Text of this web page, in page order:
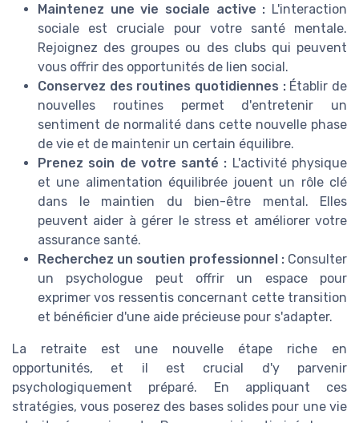
Maintenez une vie sociale active : L'interaction
sociale est cruciale pour votre santé mentale.
Rejoignez des groupes ou des clubs qui peuvent
vous offrir des opportunités de lien social.
Conservez des routines quotidiennes :Établir de
nouvelles routines permet d'entretenir un
sentiment de normalité dans cette nouvelle phase
de vie et de maintenir un certain équilibre.
Prenez soin de votre santé : L'activité physique
et une alimentation équilibrée jouent un rôle clé
dans le maintien du bien-être mental. Elles
peuvent aider à gérer le stress et améliorer votre
assurance santé.
Recherchez un soutien professionnel :Consulter
un psychologue peut offrir un espace pour
exprimer vos ressentis concernant cette transition
et bénéficier d'une aide précieuse pour s'adapter.
La retraite est une nouvelle étape riche en
opportunités, et il est crucial d'y parvenir
psychologiquement préparé. En appliquant ces
stratégies, vous poserez des bases solides pour une vie